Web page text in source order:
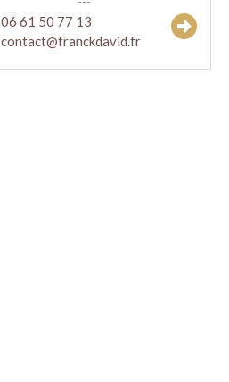
06 61 50 77 13
contact@franckdavid.fr